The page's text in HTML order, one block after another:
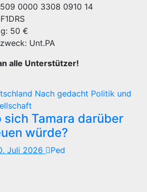
0000 3308 0910 14
50 €
Unt.PA
alle Unterstützer!
Nach gedacht Politik und
sich Tamara darüber
würde?
Juli 2026 Ped